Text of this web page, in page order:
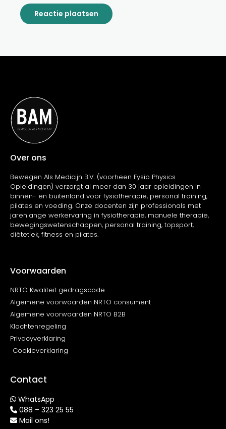
Over ons
Bewegen Als Medicijn B.V. (voorheen Fysio Physics
Opleidingen) verzorgt al meer dan 30 jaar opleidingen in
binnen- en buitenland voor fysiotherapie, personal training,
pilates en voeding. Onze docenten zijn professionals met
jarenlange werkervaring in fysiotherapie, manuele therapie,
bewegingswetenschappen, personal training, topsport,
diëtetiek, fitness en pilates.
Voorwaarden
NRTO Kwaliteit gedragscode
Algemene voorwaarden NRTO consument
Algemene voorwaarden NRTO B2B
Klachtenregeling
Privacyverklaring
Cookieverklaring
Contact
WhatsApp
088 – 323 25 55
Mail ons!